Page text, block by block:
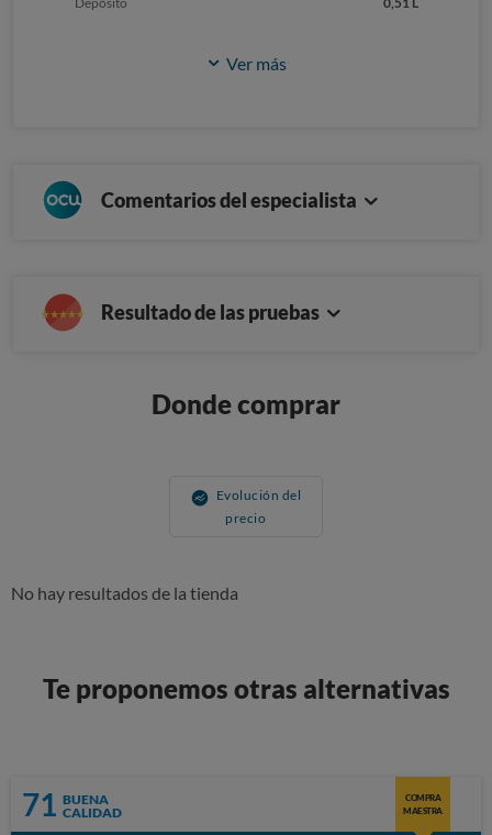
Ver más
Comentarios del especialista
Resultado de las pruebas
Donde comprar
Evolución del
precio
No hay resultados de la tienda
Te proponemos otras alternativas
71 BUENA
CALIDAD
COMPRA
MAESTRA